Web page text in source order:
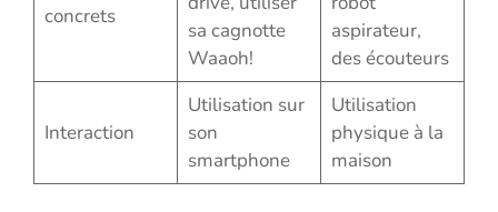
concrets
sa cagnotte
Waaoh!
aspirateur,
des écouteurs
Interaction
Utilisation sur
son
smartphone
Utilisation
physique à la
maison